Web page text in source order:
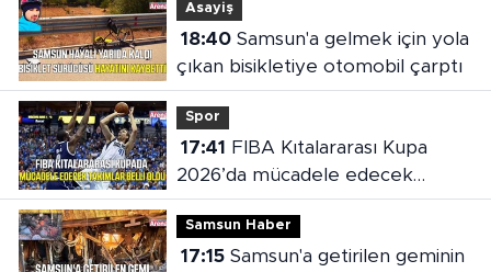
Asayiş
18:40Samsun'a gelmek için yola
çıkan bisikletiye otomobil çarptı
Spor
17:41
2026’da mücadele edecek
takımlar belli oldu
Samsun Haber
17:15Samsun'a getirilen geminin